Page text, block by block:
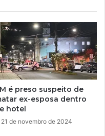
é preso suspeito de
ex-esposa dentro
hotel
21 de novembro de 2024